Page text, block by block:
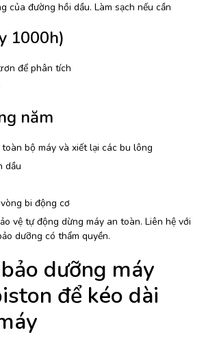
của đường hồi dầu. Làm sạch nếu cần
1000h)
để phân tích
năm
bộ máy và xiết lại các bu lông
dầu
bi động cơ
vệ tự động dừng máy an toàn. Liên hệ với
dưỡng có thẩm quyền.
dưỡng máy
để kéo dài